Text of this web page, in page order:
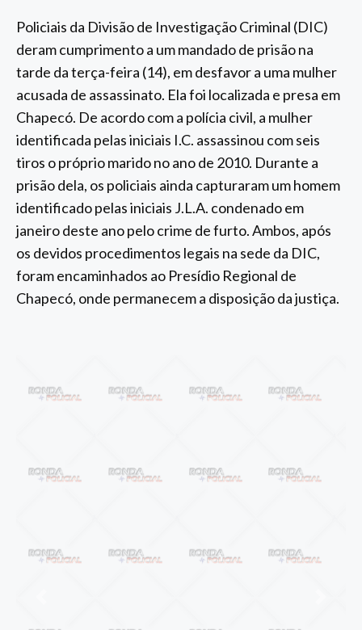
Policiais da Divisão de Investigação Criminal (DIC)
deram cumprimento a um mandado de prisão na
tarde da terça-feira (14), em desfavor a uma mulher
acusada de assassinato. Ela foi localizada e presa em
Chapecó. De acordo com a polícia civil, a mulher
identificada pelas iniciais I.C. assassinou com seis
tiros o próprio marido no ano de 2010. Durante a
prisão dela, os policiais ainda capturaram um homem
identificado pelas iniciais J.L.A. condenado em
janeiro deste ano pelo crime de furto. Ambos, após
os devidos procedimentos legais na sede da DIC,
foram encaminhados ao Presídio Regional de
Chapecó, onde permanecem a disposição da justiça.